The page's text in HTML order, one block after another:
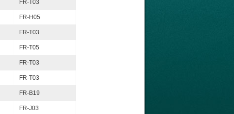
FR-T03
FR-H05
FR-T03
FR-T05
FR-T03
FR-T03
FR-B19
FR-J03